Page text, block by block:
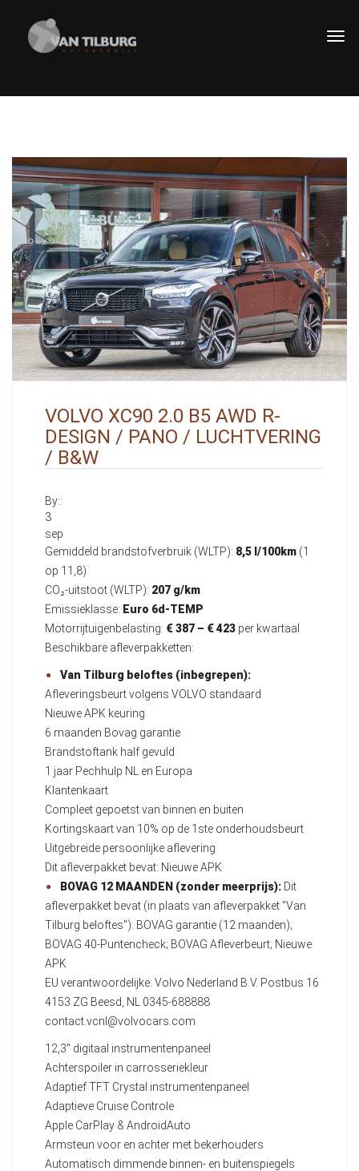
VOLVO XC90 2.0 B5 AWD R-
DESIGN / PANO / LUCHTVERING
/ B&W
By::
3
sep
Gemiddeld brandstofverbruik (WLTP): 8,5 l/100km (1
op 11,8)
CO₂-uitstoot (WLTP): 207 g/km
Emissieklasse: Euro 6d-TEMP
Motorrijtuigenbelasting: € 387 – € 423 per kwartaal
Beschikbare afleverpakketten:
Van Tilburg beloftes (inbegrepen):
Afleveringsbeurt volgens VOLVO standaard
Nieuwe APK keuring
6 maanden Bovag garantie
Brandstoftank half gevuld
1 jaar Pechhulp NL en Europa
Klantenkaart
Compleet gepoetst van binnen en buiten
Kortingskaart van 10% op de 1ste onderhoudsbeurt
Uitgebreide persoonlijke aflevering
Dit afleverpakket bevat: Nieuwe APK
BOVAG 12 MAANDEN (zonder meerprijs): Dit
afleverpakket bevat (in plaats van afleverpakket "Van
Tilburg beloftes"): BOVAG garantie (12 maanden);
BOVAG 40-Puntencheck; BOVAG Afleverbeurt; Nieuwe
APK
EU verantwoordelijke: Volvo Nederland B.V. Postbus 16
4153 ZG Beesd, NL 0345-688888
contact.vcnl@volvocars.com
12,3" digitaal instrumentenpaneel
Achterspoiler in carrosseriekleur
Adaptief TFT Crystal instrumentenpaneel
Adaptieve Cruise Controle
Apple CarPlay & AndroidAuto
Armsteun voor en achter met bekerhouders
Automatisch dimmende binnen- en buitenspiegels